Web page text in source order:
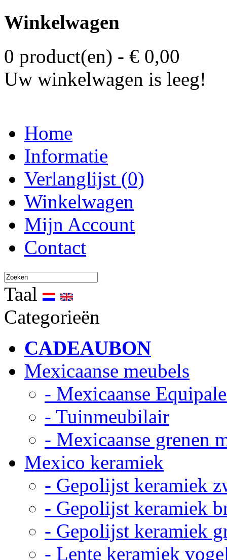
Winkelwagen
0 product(en) - € 0,00
Uw winkelwagen is leeg!
Home
Informatie
Verlanglijst (0)
Winkelwagen
Mijn Account
Contact
Taal
Categorieën
CADEAUBON
Mexicaanse meubels
- Mexicaanse
- Tuinmeubilair
- Mexicaanse grenen
Mexico keramiek
- Gepolijst keramiek
- Gepolijst keramiek
- Gepolijst keramiek
- Lente keramiek